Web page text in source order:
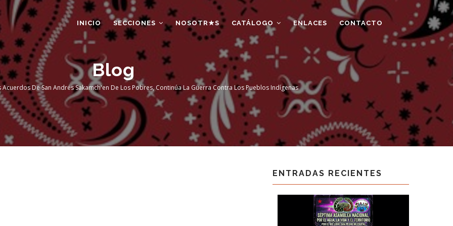
INICIO SECCIONES NOSOTR★S CATÁLOGO ENLACES CONTACTO
Blog
Acuerdos De San Andrés Sakamch'en De Los Pobres, Continúa La Guerra Contra Los Pueblos Indígenas
ENTRADAS RECIENTES